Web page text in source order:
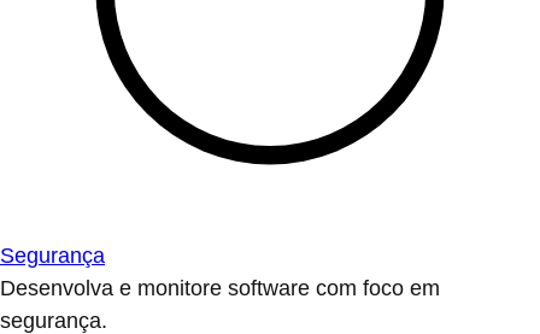
Segurança
Desenvolva e monitore software com foco em
segurança.